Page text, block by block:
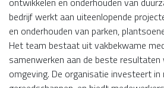
bedrijf werkt aan uiteenlopende
en onderhouden van parken,
Het team bestaat uit vakbekwame
samenwerken aan de beste
omgeving. De organisatie investeert in